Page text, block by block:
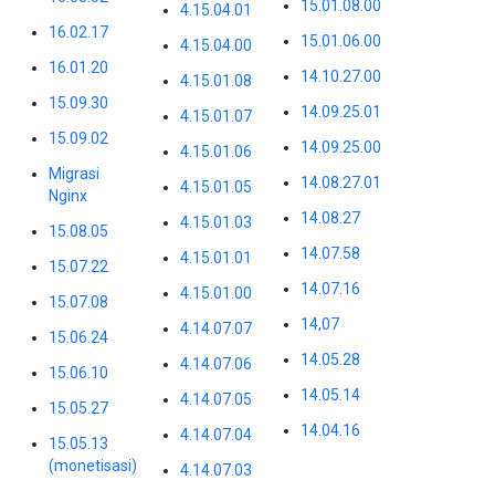
16.02.17
16.01.20
15.09.30
15.09.02
Migrasi
Nginx
15.08.05
15.07.22
15.07.08
15.06.24
15.06.10
15.05.27
15.05.13
(monetisasi)
4.15.04.01
4.15.04.00
4.15.01.08
4.15.01.07
4.15.01.06
4.15.01.05
4.15.01.03
4.15.01.01
4.15.01.00
4.14.07.07
4.14.07.06
4.14.07.05
4.14.07.04
4.14.07.03
15.01.08.00
15.01.06.00
14.10.27.00
14.09.25.01
14.09.25.00
14.08.27.01
14.08.27
14.07.58
14.07.16
14,07
14.05.28
14.05.14
14.04.16